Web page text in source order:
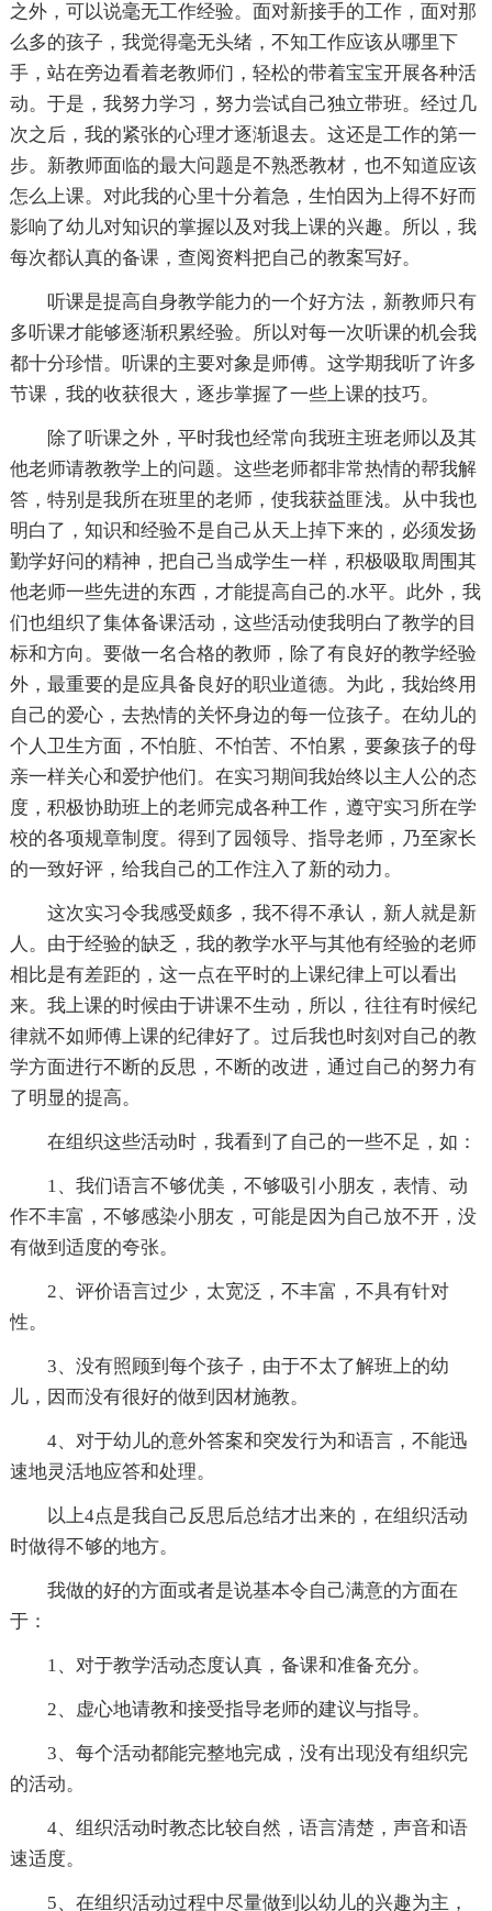
之外，可以说毫无工作经验。面对新接手的工作，面对那
么多的孩子，我觉得毫无头绪，不知工作应该从哪里下
手，站在旁边看着老教师们，轻松的带着宝宝开展各种活
动。于是，我努力学习，努力尝试自己独立带班。经过几
次之后，我的紧张的心理才逐渐退去。这还是工作的第一
步。新教师面临的最大问题是不熟悉教材，也不知道应该
怎么上课。对此我的心里十分着急，生怕因为上得不好而
影响了幼儿对知识的掌握以及对我上课的兴趣。所以，我
每次都认真的备课，查阅资料把自己的教案写好。
听课是提高自身教学能力的一个好方法，新教师只有
多听课才能够逐渐积累经验。所以对每一次听课的机会我
都十分珍惜。听课的主要对象是师傅。这学期我听了许多
节课，我的收获很大，逐步掌握了一些上课的技巧。
除了听课之外，平时我也经常向我班主班老师以及其
他老师请教教学上的问题。这些老师都非常热情的帮我解
答，特别是我所在班里的老师，使我获益匪浅。从中我也
明白了，知识和经验不是自己从天上掉下来的，必须发扬
勤学好问的精神，把自己当成学生一样，积极吸取周围其
他老师一些先进的东西，才能提高自己的.水平。此外，我
们也组织了集体备课活动，这些活动使我明白了教学的目
标和方向。要做一名合格的教师，除了有良好的教学经验
外，最重要的是应具备良好的职业道德。为此，我始终用
自己的爱心，去热情的关怀身边的每一位孩子。在幼儿的
个人卫生方面，不怕脏、不怕苦、不怕累，要象孩子的母
亲一样关心和爱护他们。在实习期间我始终以主人公的态
度，积极协助班上的老师完成各种工作，遵守实习所在学
校的各项规章制度。得到了园领导、指导老师，乃至家长
的一致好评，给我自己的工作注入了新的动力。
这次实习令我感受颇多，我不得不承认，新人就是新
人。由于经验的缺乏，我的教学水平与其他有经验的老师
相比是有差距的，这一点在平时的上课纪律上可以看出
来。我上课的时候由于讲课不生动，所以，往往有时候纪
律就不如师傅上课的纪律好了。过后我也时刻对自己的教
学方面进行不断的反思，不断的改进，通过自己的努力有
了明显的提高。
在组织这些活动时，我看到了自己的一些不足，如：
1、我们语言不够优美，不够吸引小朋友，表情、动
作不丰富，不够感染小朋友，可能是因为自己放不开，没
有做到适度的夸张。
2、评价语言过少，太宽泛，不丰富，不具有针对
性。
3、没有照顾到每个孩子，由于不太了解班上的幼
儿，因而没有很好的做到因材施教。
4、对于幼儿的意外答案和突发行为和语言，不能迅
速地灵活地应答和处理。
以上4点是我自己反思后总结才出来的，在组织活动
时做得不够的地方。
我做的好的方面或者是说基本令自己满意的方面在
于：
1、对于教学活动态度认真，备课和准备充分。
2、虚心地请教和接受指导老师的建议与指导。
3、每个活动都能完整地完成，没有出现没有组织完
的活动。
4、组织活动时教态比较自然，语言清楚，声音和语
速适度。
5、在组织活动过程中尽量做到以幼儿的兴趣为主，